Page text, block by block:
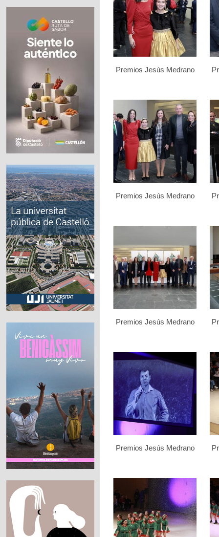
Premios Jesús Medrano
Premios Jesús Medrano
Premios Jesús Medrano
Premios Jesús Medrano